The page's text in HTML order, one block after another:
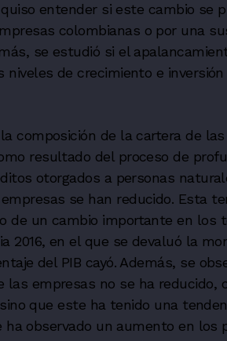
entender si este cambio se
colombianas o por una
se estudió si el
niveles de crecimiento e
composición de la cartera de
resultado del proceso de
otorgados a personas
se han reducido. Esta
de un cambio importante en los
2016, en el que se devaluó la
del PIB cayó. Además, se
las empresas no se ha reducido,
que este ha tenido una
ha observado un aumento en los